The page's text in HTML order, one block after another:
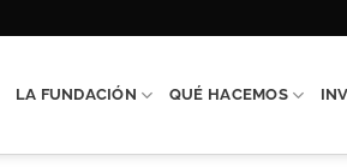
LA FUNDACIÓN QUÉ HACEMOS